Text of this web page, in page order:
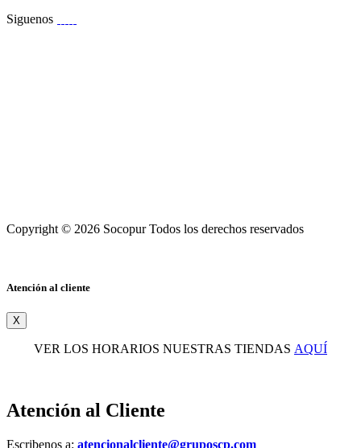
Siguenos
Copyright © 2026 Socopur Todos los derechos reservados
Atención al cliente
X
VER LOS HORARIOS NUESTRAS TIENDAS AQUÍ
Atención al Cliente
Escribenos a: atencionalcliente@gruposcp.com